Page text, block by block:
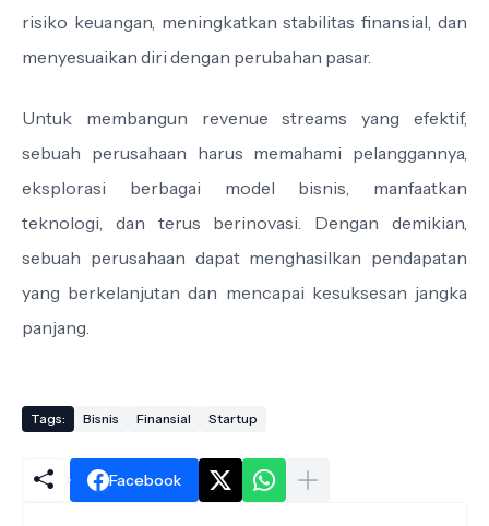
risiko keuangan, meningkatkan stabilitas finansial, dan
menyesuaikan diri dengan perubahan pasar.
Untuk membangun revenue streams yang efektif,
sebuah perusahaan harus memahami pelanggannya,
eksplorasi berbagai model bisnis, manfaatkan
teknologi, dan terus berinovasi. Dengan demikian,
sebuah perusahaan dapat menghasilkan pendapatan
yang berkelanjutan dan mencapai kesuksesan jangka
panjang.
Tags: Bisnis Finansial Startup
Facebook